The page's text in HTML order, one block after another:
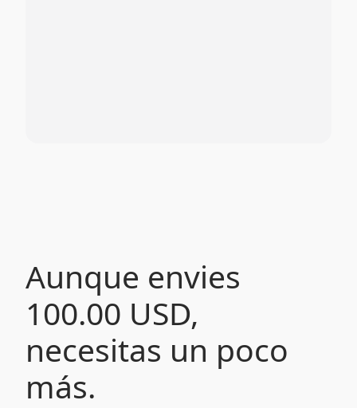
Aunque envies
100.00 USD,
necesitas un poco
más.